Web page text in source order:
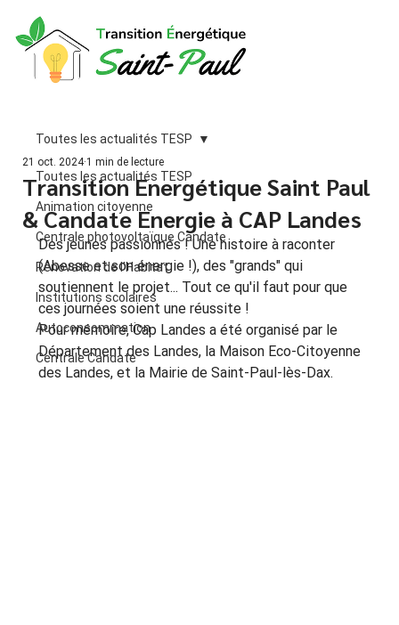
Toutes les actualités TESP
Animation citoyenne
Centrale photovoltaïque Candate
Rénovation de l'Habitat
Institutions scolaires
Autoconsommation
Centrale Candate
Toutes les actualités TESP
Transition Energétique Saint Paul
& Candate Energie à CAP Landes
21 oct. 2024 1 min de lecture
Des jeunes passionnés ! Une histoire à raconter
(Abesse et son énergie !), des "grands" qui
soutiennent le projet... Tout ce qu'il faut pour que
ces journées soient une réussite !
Pour mémoire, Cap Landes a été organisé par le
Département des Landes, la Maison Eco-Citoyenne
des Landes, et la Mairie de Saint-Paul-lès-Dax.